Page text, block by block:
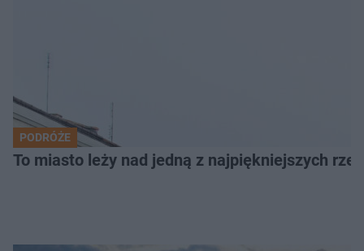
PODRÓŻE
To miasto leży nad jedną z najpiękniejszych